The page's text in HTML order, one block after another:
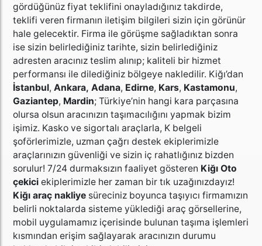
gördüğünüz fiyat teklifini onayladığınız takdirde,
teklifi veren firmanın iletişim bilgileri sizin için görünür
hale gelecektir. Firma ile görüşme sağladıktan sonra
ise sizin belirlediğiniz tarihte, sizin belirlediğiniz
adresten aracınız teslim alınıp; kaliteli bir hizmet
performansı ile dilediğiniz bölgeye nakledilir. Kiğı’dan
İstanbul,Ankara, Adana, Edirne, Kars, Kastamonu,
Gaziantep, Mardin; Türkiye’nin hangi kara parçasına
olursa olsun aracınızın taşımacılığını yapmak bizim
işimiz. Kasko ve sigortalı araçlarla, K belgeli
şoförlerimizle, uzman çağrı destek ekiplerimizle
araçlarınızın güvenliği ve sizin iç rahatlığınız bizden
sorulur! 7/24 durmaksızın faaliyet gösteren Kiğı Oto
çekici ekiplerimizle her zaman bir tık uzağınızdayız!
Kiğı araç nakliye süreciniz boyunca taşıyıcı firmamızın
belirli noktalarda sisteme yüklediği araç görsellerine,
mobil uygulamamız içerisinde bulunan taşıma işlemleri
kısmından erişim sağlayarak aracınızın durumu